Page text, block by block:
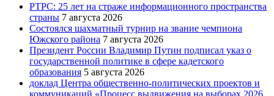
РТРС: 25 лет на страже информационного пространства
страны 7 августа 2026
Состоялся шахматный турнир на звание чемпиона
Южского района 7 августа 2026
Президент России Владимир Путин подписал указ о
государственной политике в сфере кадетского
образования 5 августа 2026
доклад Центра общественно-политических проектов и
коммуникаций «Процесс выдвижения на выборах 2026